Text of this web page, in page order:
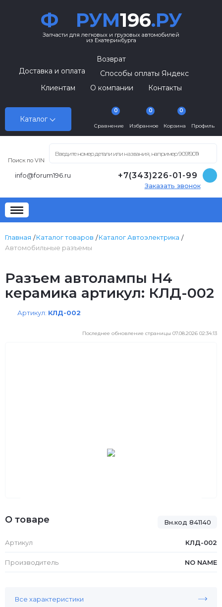
Ф РУМ196.РУ
Запчасти для легковых и грузовых автомобилей
из Екатеринбурга
Каталог
Возврат
Доставка и оплата
Способы оплаты Яндекс
Клиентам
О компании Контакты
Сравнение
0
Избранное
0
Корзина
0
Профиль
Поиск по VIN
info@forum196.ru +7(343)226-01-99
Заказать звонок
Главная Каталог товаров
Каталог Автоэлектрика
Автомобильные разъемы
Разъем автолампы Н4
керамика артикул: КЛД-002
Артикул: КЛД-002
Последнее обновление страницы 07.08.2026 02:34:13
Вн.код 841140
О товаре
Артикул КЛД-002
Производитель NO NAME
Все характеристики